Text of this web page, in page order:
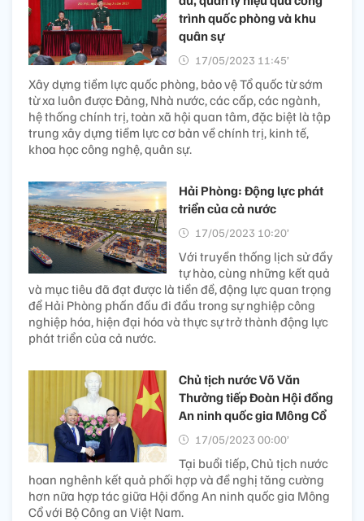
trình quốc phòng và khu
quân sự
17/05/2023 11:45’
Xây dựng tiềm lực quốc phòng, bảo vệ Tổ quốc từ sớm
từ xa luôn được Đảng, Nhà nước, các cấp, các ngành,
hệ thống chính trị, toàn xã hội quan tâm, đặc biệt là tập
trung xây dựng tiềm lực cơ bản về chính trị, kinh tế,
khoa học công nghệ, quân sự.
Hải Phòng: Động lực phát
triển của cả nước
17/05/2023 10:20’
Với truyền thống lịch sử đầy
tự hào, cùng những kết quả
và mục tiêu đã đạt được là tiền đề, động lực quan trọng
để Hải Phòng phấn đấu đi đầu trong sự nghiệp công
nghiệp hóa, hiện đại hóa và thực sự trở thành động lực
phát triển của cả nước.
Chủ tịch nước Võ Văn
Thưởng tiếp Đoàn Hội đồng
An ninh quốc gia Mông Cổ
17/05/2023 00:00’
Tại buổi tiếp, Chủ tịch nước
hoan nghênh kết quả phối hợp và đề nghị tăng cường
hơn nữa hợp tác giữa Hội đồng An ninh quốc gia Mông
Cổ với Bộ Công an Việt Nam.